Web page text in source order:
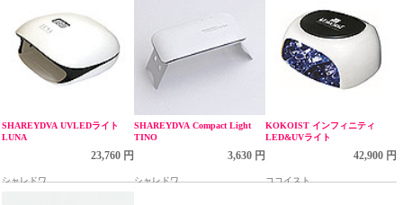
SHAREYDVA UVLEDライト
LUNA
23,760 円
シャレドワ
SHAREYDVA Compact Light
TINO
3,630 円
シャレドワ
KOKOIST インフィニティ
LED&UVライト
42,900 円
ココイスト